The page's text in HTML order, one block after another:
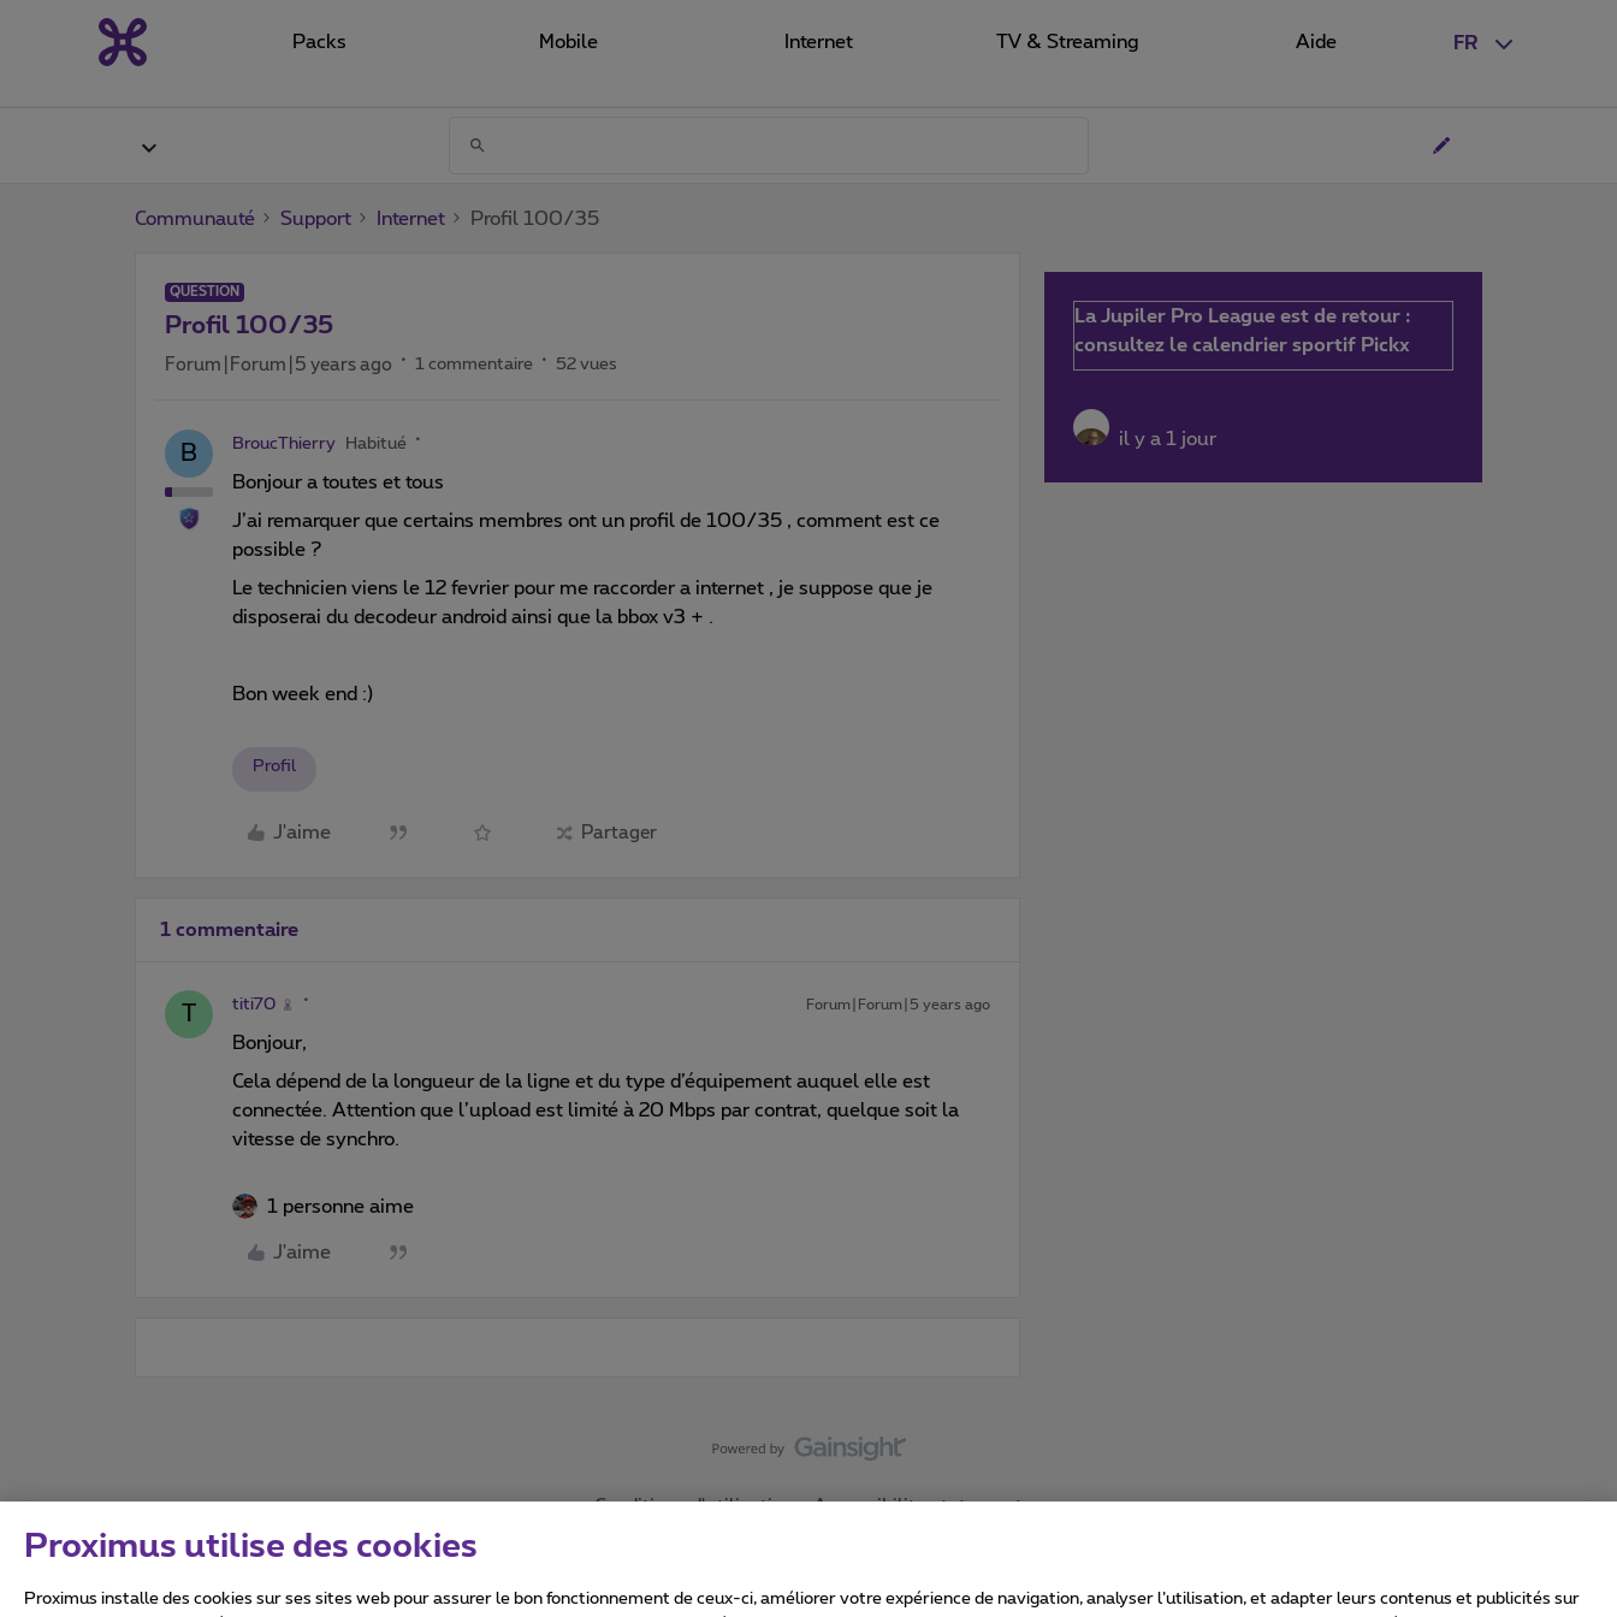
FR
Packs Mobile Internet TV & Streaming Aide
Communauté Support Internet Profil 100/35
QUESTION
Profil 100/35
Forum|Forum|5 years ago 1 commentaire 52 vues
B BroucThierry Habitué
Bonjour a toutes et tous
J’ai remarquer que certains membres ont un profil de 100/35 , comment est ce
possible ?
Le technicien viens le 12 fevrier pour me raccorder a internet , je suppose que je
disposerai du decodeur android ainsi que la bbox v3 + .
Bon week end :)
Profil
J'aime Partager
1 commentaire
T titi70 Forum|Forum|5 years ago
Bonjour,
Cela dépend de la longueur de la ligne et du type d’équipement auquel elle est
connectée. Attention que l’upload est limité à 20 Mbps par contrat, quelque soit la
vitesse de synchro.
1 personne aime
J'aime
La Jupiler Pro League est de retour :
consultez le calendrier sportif Pickx
il y a 1 jour
Conditions d'utilisation Accessibility statement
Proximus utilise des cookies
Proximus installe des cookies sur ses sites web pour assurer le bon fonctionnement de ceux-ci, améliorer votre expérience de navigation, analyser l’utilisation, et adapter leurs contenus et publicités sur